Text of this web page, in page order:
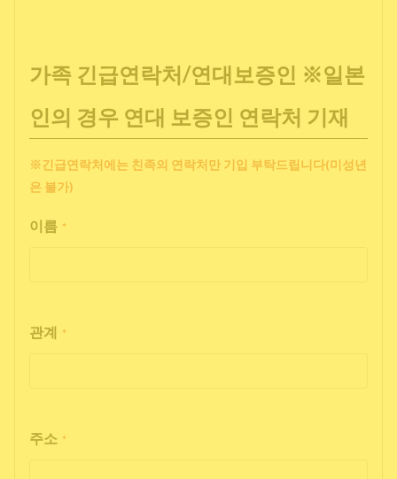
가족 긴급연락처/연대보증인 ※일본
인의 경우 연대 보증인 연락처 기재
※긴급연락처에는 친족의 연락처만 기입 부탁드립니다(미성년
은 불가)
이름 *
관계 *
주소 *